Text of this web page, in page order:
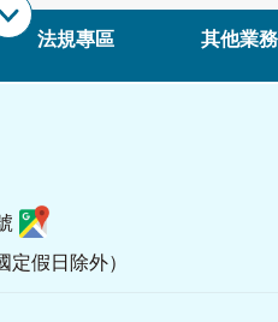
法規專區 其他業務
假日除外）